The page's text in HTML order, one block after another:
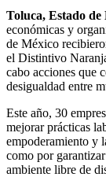
Toluca, Estado de
económicas y
de México
el Distintivo
cabo acciones que
desigualdad entre
Este año, 30
mejorar prácticas
empoderamiento y
como por
ambiente libre de